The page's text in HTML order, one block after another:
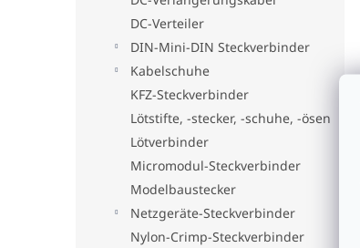
DC-Verteiler
DIN-Mini-DIN Steckverbinder
Kabelschuhe
KFZ-Steckverbinder
Lötstifte, -stecker, -schuhe, -ösen
Lötverbinder
Micromodul-Steckverbinder
Modelbaustecker
Netzgeräte-Steckverbinder
Nylon-Crimp-Steckverbinder